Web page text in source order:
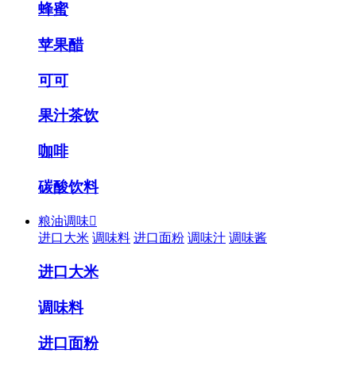
蜂蜜
苹果醋
可可
果汁茶饮
咖啡
碳酸饮料
粮油调味
进口大米 调味料 进口面粉 调味汁 调味酱
进口大米
调味料
进口面粉